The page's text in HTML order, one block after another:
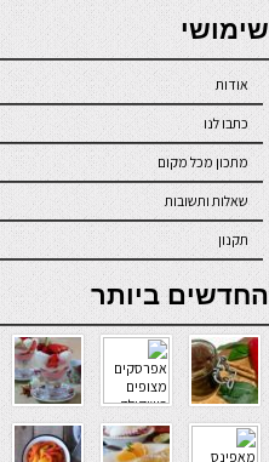
seriöse online casinos österreich
שימושי
אודות
כתבו לנו
מתכון מכל מקום
שאלות ותשובות
תקנון
online casino
החדשים ביותר